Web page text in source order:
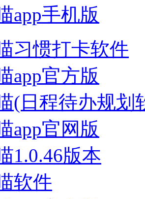
app手机版
习惯打卡软件
app官方版
(日程待办规划
app官网版
1.0.46版本
软件